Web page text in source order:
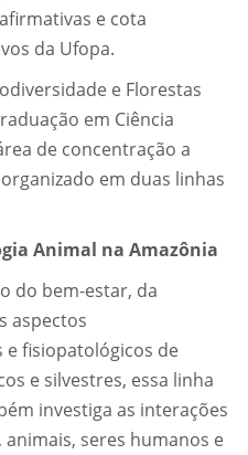
e cota
da Ufopa.
e Florestas
em Ciência
de concentração a
em duas linhas
Animal na Amazônia
do bem-estar, da
aspectos
fisiopatológicos de
e silvestres, essa linha
investiga as interações
seres humanos e